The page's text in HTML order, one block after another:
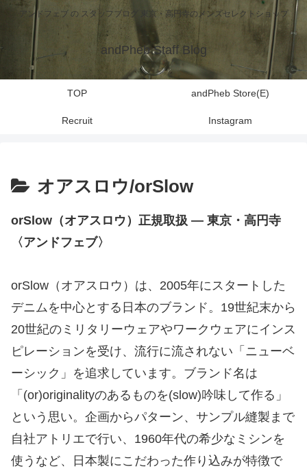
アンドフェブ の スタッフブログ 東京・高円寺のメンズセレクトショップ
andPheb Staff Blog
TOP andPheb Store(E)
Recruit Instagram
オアスロウ/orSlow
orSlow（オアスロウ）正規取扱 ― 東京・高円寺
〈アンドフェブ〉
orSlow（オアスロウ）は、2005年にスタートした
デニムを中心とする日本のブランド。19世紀末から
20世紀のミリタリーウェアやワークウェアにインス
ピレーションを受け、流行に流されない「ニューベ
ーシック」を追求しています。ブランド名は
「(or)originalityのあるものを(slow)吟味して作る」
という思い。企画からパターン、サンプル縫製まで
自社アトリエで行い、1960年代の希少なミシンを
使うなど、日本製にこだわった作り込みが特徴で